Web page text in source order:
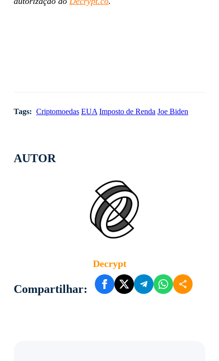
AUTOR
Decrypt
Compartilhar:
Tags: Criptomoedas EUA Imposto de Renda Joe Biden